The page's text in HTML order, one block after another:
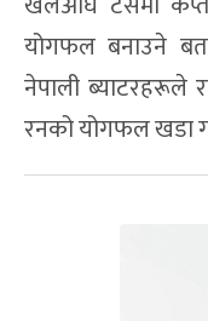
योगफल बनाउने
नेपाली ब्याटरहरूले
रनको योगफल खडा